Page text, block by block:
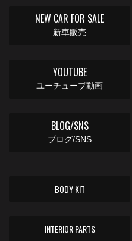
NEW CAR FOR SALE
新車販売
YOUTUBE
ユーチューブ動画
BLOG/SNS
ブログ/SNS
BODY KIT
INTERIOR PARTS